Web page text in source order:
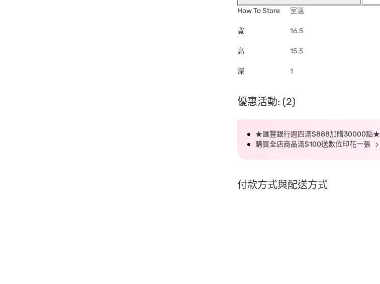
How To Store
室溫
寬 16.5
高 15.5
深 1
優惠活動: (2)
★匯豐銀行週四滿$888加贈30000點★
購買全店商品滿$100送數位印花一張
付款方式與配送方式